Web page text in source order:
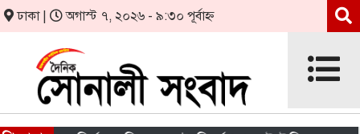
ঢাকা | অগাস্ট ৭, ২০২৬ - ৯:৩০ পূর্বাহ্ন